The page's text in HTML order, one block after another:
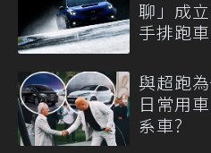
聊」成
手排跑
與超跑
日常用
系車?